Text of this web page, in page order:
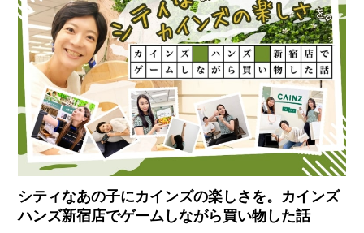
シティなあの子にカインズの楽しさを。カインズ
ハンズ新宿店でゲームしながら買い物した話